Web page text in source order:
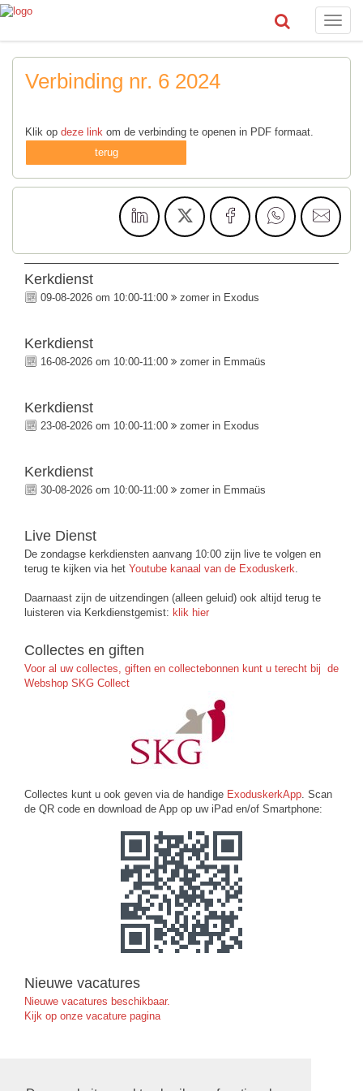
Toggle
Verbinding nr. 6 2024
Klik op deze link om de verbinding te openen in PDF formaat.
terug
Kerkdienst
09-08-2026 om 10:00-11:00 zomer in Exodus
Kerkdienst
16-08-2026 om 10:00-11:00 zomer in Emmaüs
Kerkdienst
23-08-2026 om 10:00-11:00 zomer in Exodus
Kerkdienst
30-08-2026 om 10:00-11:00 zomer in Emmaüs
Live Dienst
De zondagse kerkdiensten aanvang 10:00 zijn live te volgen en
terug te kijken via het Youtube kanaal van de Exoduskerk
Daarnaast zijn de uitzendingen (alleen geluid) ook altijd terug te
luisteren via Kerkdienstgemist: klik hier
Collectes en giften
Voor al uw collectes, giften en collectebonnen kunt u terecht bij de
Webshop SKG Collect
Collectes kunt u ook geven via de handige ExoduskerkApp . Scan
de QR code en download de App op uw iPad en/of Smartphone:
Nieuwe vacatures
Nieuwe vacatures beschikbaar.
Kijk op onze vacature pagina